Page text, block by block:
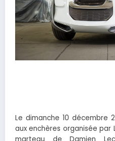
Le dimanche 10 décembre
aux enchères organisée par